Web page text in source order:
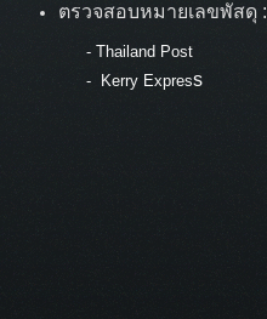
ตรวจสอบหมายเลขพัสดุ :
- Thailand Post
-
Kerry Express